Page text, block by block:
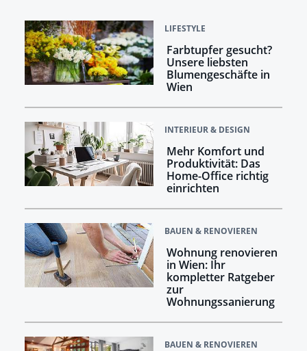
LIFESTYLE
Farbtupfer gesucht?
Unsere liebsten
Blumengeschäfte in
Wien
INTERIEUR & DESIGN
Mehr Komfort und
Produktivität: Das
Home-Office richtig
einrichten
BAUEN & RENOVIEREN
Wohnung renovieren
in Wien: Ihr
kompletter Ratgeber
zur
Wohnungssanierung
BAUEN & RENOVIEREN